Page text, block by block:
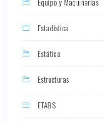
Estadística
Estática
Estructuras
ETABS